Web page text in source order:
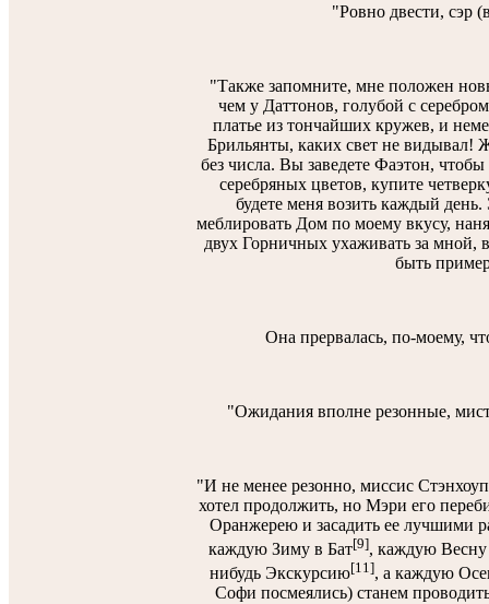
"Ровно двести, сэр
"Также запомните, мне положен
чем у Даттонов, голубой с
платье из тончайших кружев, и
Брильянты, каких свет не
без числа. Вы заведете Фаэтон,
серебряных цветов, купите
будете меня возить каждый
меблировать Дом по моему вкусу,
двух Горничных ухаживать за мной,
быть
Она прервалась, по-моему,
"Ожидания вполне резонные,
"И не менее резонно, миссис
хотел продолжить, но Мэри его
Оранжерею и засадить ее лучшими
каждую Зиму в Бат[9], каждую
нибудь Экскурсию[11], а каждую
Софи посмеялись) станем